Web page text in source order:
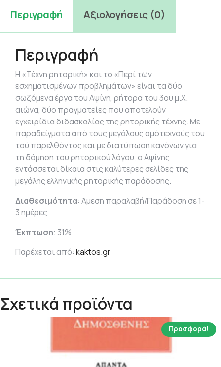
Περιγραφή Αξιολογήσεις (0)
Περιγραφή
Η «Τέχνη ρητορική» και το «Περί των
εσχηματισμένων προβλημάτων» είναι τα δύο
σωζόμενα έργα του Αψίνη, ρήτορα του 3ου μ.Χ.
αιώνα, δύο πραγματείες που αποτελούν
εγχειρίδια διδασκαλίας της ρητορικής τέχνης. Με
παραδείγματα από τους μεγάλους ομότεχνούς του
τού παρελθόντος και με διατύπωση κανόνων για
τη δόμηση του ρητορικού λόγου, ο Αψίνης
εντάσσεται δίκαια στις καλύτερες σελίδες της
μεγάλης ελληνικής ρητορικής παράδοσης.
Διαθεσιμότητα: Άμεση παραλαβή/Παράδοση σε 1-
3 ημέρες
Έκπτωση: 31%
Παρέχεται από: kaktos.gr
Σχετικά προϊόντα
Προσφορά!